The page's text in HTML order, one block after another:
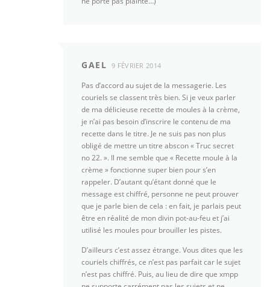
GAEL 9 FÉVRIER 2014
Pas d’accord au sujet de la messagerie. Les
couriels se classent très bien. Si je veux parler
de ma délicieuse recette de moules à la crème,
je n’ai pas besoin d’inscrire le contenu de ma
recette dans le titre. Je ne suis pas non plus
obligé de mettre un titre abscon « Truc secret
no 22. ». Il me semble que « Recette moule à la
crème » fonctionne super bien pour s’en
rappeler. D’autant qu’étant donné que le
message est chiffré, personne ne peut prouver
que je parle bien de cela : en fait, je parlais peut
être en réalité de mon divin pot-au-feu et j’ai
utilisé les moules pour brouiller les pistes.
D’ailleurs c’est assez étrange. Vous dites que les
couriels chiffrés, ce n’est pas parfait car le sujet
n’est pas chiffré. Puis, au lieu de dire que xmpp